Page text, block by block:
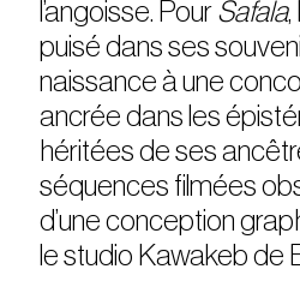
l’angoisse. Pour Safala,
puisé dans ses
naissance à une
ancrée dans les
héritées de ses
séquences filmées
d’une conception
le studio Kawakeb de